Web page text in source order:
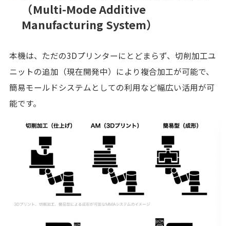
（Multi-Mode Additive
Manufacturing System）
本機は、ただの3Dプリンターにとどまらず、切削加工ユ
ニットの追加（現在開発中）により複合加工が可能で、
簡易モールドシステムとしての利用など幅広い活用が可
能です。